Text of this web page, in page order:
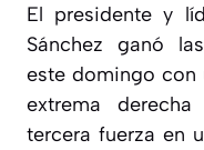
El presidente y
Sánchez ganó
este domingo con
extrema
tercera fuerza en